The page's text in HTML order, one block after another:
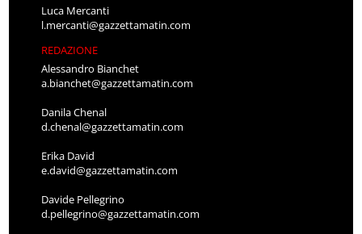
Luca Mercanti
l.mercanti@gazzettamatin.com
REDAZIONE
Alessandro Bianchet
a.bianchet@gazzettamatin.com
Danila Chenal
d.chenal@gazzettamatin.com
Erika David
e.david@gazzettamatin.com
Davide Pellegrino
d.pellegrino@gazzettamatin.com